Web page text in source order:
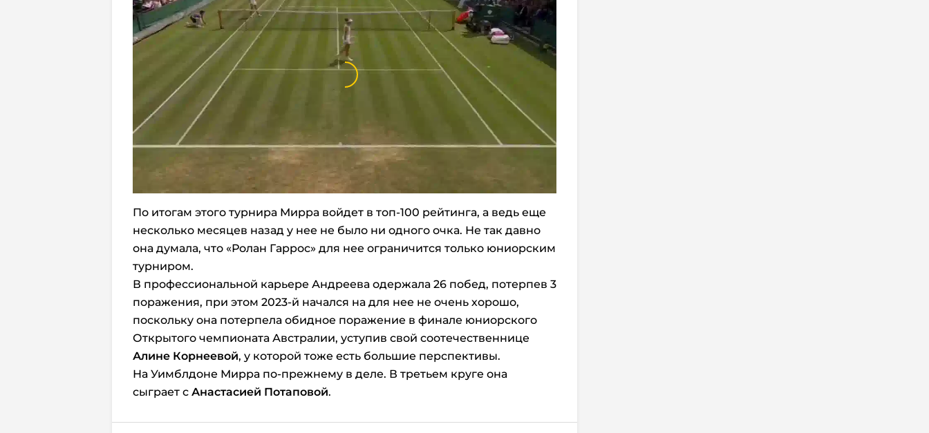
По итогам этого турнира Мирра войдет в топ-100 рейтинга, а ведь еще
несколько месяцев назад у нее не было ни одного очка. Не так давно
она думала, что «Ролан Гаррос» для нее ограничится только юниорским
турниром.
В профессиональной карьере Андреева одержала 26 побед, потерпев 3
поражения, при этом 2023-й начался на для нее не очень хорошо,
поскольку она потерпела обидное поражение в финале юниорского
Открытого чемпионата Австралии, уступив свой соотечественнице
Алине Корнеевой, у которой тоже есть большие перспективы.
На Уимблдоне Мирра по-прежнему в деле. В третьем круге она
сыграет с Анастасией Потаповой.